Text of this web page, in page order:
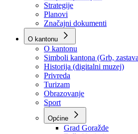
Poslovnik
Program rada Vlade
Ekspoze premijera
Strategije
Planovi
Značajni dokumenti
O kantonu
O kantonu
Simboli kantona (Grb, zastava)
Historija (digitalni muzej)
Privreda
Turizam
Obrazovanje
Sport